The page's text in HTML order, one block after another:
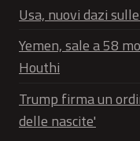
Usa, nuovi dazi
Yemen, sale a 58
Houthi
Trump firma un
delle nascite'